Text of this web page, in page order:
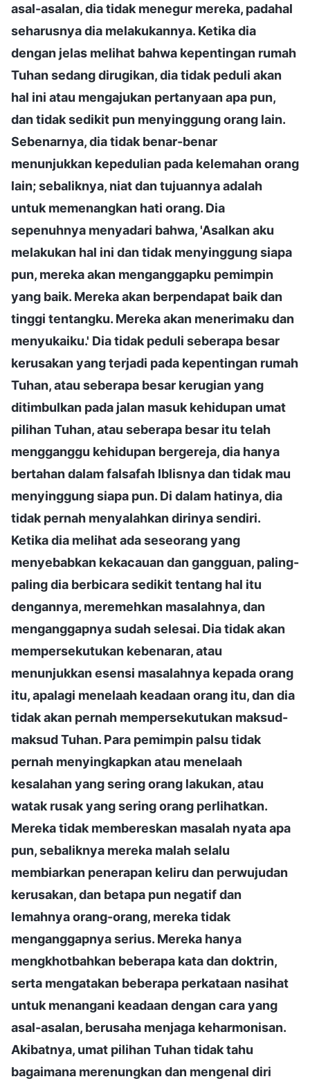
asal-asalan, dia tidak menegur mereka, padahal
seharusnya dia melakukannya. Ketika dia
dengan jelas melihat bahwa kepentingan rumah
Tuhan sedang dirugikan, dia tidak peduli akan
hal ini atau mengajukan pertanyaan apa pun,
dan tidak sedikit pun menyinggung orang lain.
Sebenarnya, dia tidak benar-benar
menunjukkan kepedulian pada kelemahan orang
lain; sebaliknya, niat dan tujuannya adalah
untuk memenangkan hati orang. Dia
sepenuhnya menyadari bahwa, 'Asalkan aku
melakukan hal ini dan tidak menyinggung siapa
pun, mereka akan menganggapku pemimpin
yang baik. Mereka akan berpendapat baik dan
tinggi tentangku. Mereka akan menerimaku dan
menyukaiku.' Dia tidak peduli seberapa besar
kerusakan yang terjadi pada kepentingan rumah
Tuhan, atau seberapa besar kerugian yang
ditimbulkan pada jalan masuk kehidupan umat
pilihan Tuhan, atau seberapa besar itu telah
mengganggu kehidupan bergereja, dia hanya
bertahan dalam falsafah Iblisnya dan tidak mau
menyinggung siapa pun. Di dalam hatinya, dia
tidak pernah menyalahkan dirinya sendiri.
Ketika dia melihat ada seseorang yang
menyebabkan kekacauan dan gangguan, paling-
paling dia berbicara sedikit tentang hal itu
dengannya, meremehkan masalahnya, dan
menganggapnya sudah selesai. Dia tidak akan
mempersekutukan kebenaran, atau
menunjukkan esensi masalahnya kepada orang
itu, apalagi menelaah keadaan orang itu, dan dia
tidak akan pernah mempersekutukan maksud-
maksud Tuhan. Para pemimpin palsu tidak
pernah menyingkapkan atau menelaah
kesalahan yang sering orang lakukan, atau
watak rusak yang sering orang perlihatkan.
Mereka tidak membereskan masalah nyata apa
pun, sebaliknya mereka malah selalu
membiarkan penerapan keliru dan perwujudan
kerusakan, dan betapa pun negatif dan
lemahnya orang-orang, mereka tidak
menganggapnya serius. Mereka hanya
mengkhotbahkan beberapa kata dan doktrin,
serta mengatakan beberapa perkataan nasihat
untuk menangani keadaan dengan cara yang
asal-asalan, berusaha menjaga keharmonisan.
Akibatnya, umat pilihan Tuhan tidak tahu
bagaimana merenungkan dan mengenal diri